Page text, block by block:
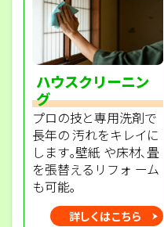
ハウスクリーニン
グ
プロの技と専用洗剤で
長年の 汚れをキレイに
します｡壁紙 や床材､畳
を張替えるリフォ ーム
も可能｡
詳しくはこちら